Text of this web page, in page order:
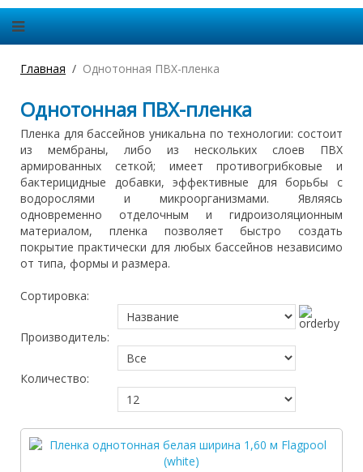
Главная Однотонная ПВХ-пленка
Однотонная ПВХ-пленка
Пленка для бассейнов уникальна по технологии: состоит
из мембраны, либо из нескольких слоев ПВХ
армированных сеткой; имеет противогрибковые и
бактерицидные добавки, эффективные для борьбы с
водорослями и микроорганизмами. Являясь
одновременно отделочным и гидроизоляционным
материалом, пленка позволяет быстро создать
покрытие практически для любых бассейнов независимо
от типа, формы и размера.
Сортировка:
Производитель:
Количество: